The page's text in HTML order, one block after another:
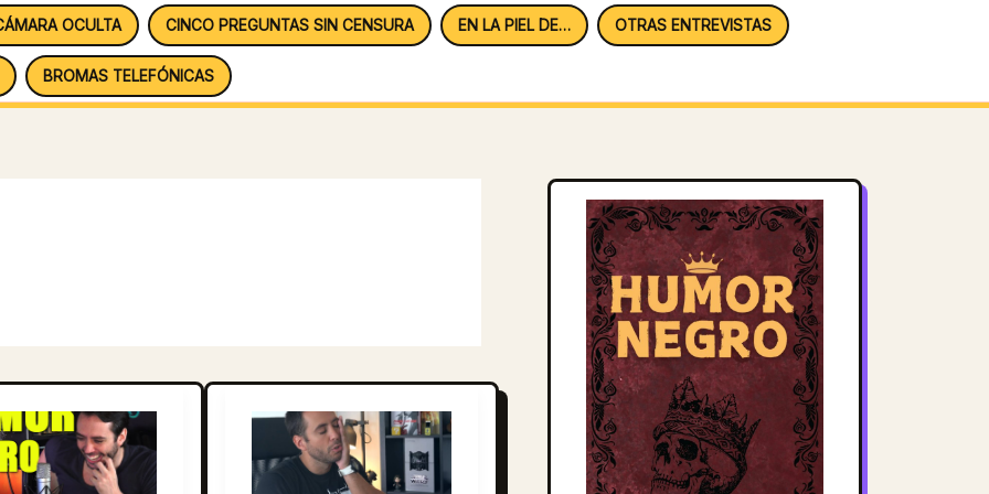
OCULTA CINCO PREGUNTAS SIN CENSURA EN LA PIEL DE… OTRAS ENTREVISTAS
BROMAS TELEFÓNICAS